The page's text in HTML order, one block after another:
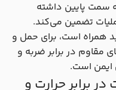
سمت پایین داشته
تضمین می‌کند.
همراه است، برای حمل و
مقاوم در برابر ضربه و
است.
برابر حرارت و